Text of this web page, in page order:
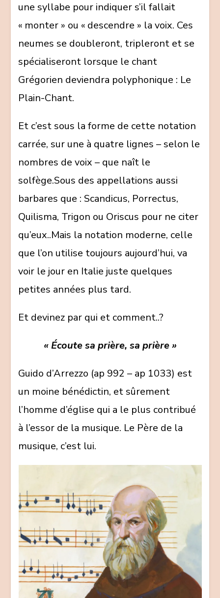
une syllabe pour indiquer s’il fallait
« monter » ou « descendre » la voix. Ces
neumes se doubleront, tripleront et se
spécialiseront lorsque le chant
Grégorien deviendra polyphonique : Le
Plain-Chant.
Et c’est sous la forme de cette notation
carrée, sur une à quatre lignes – selon le
nombres de voix – que naît le
solfège.Sous des appellations aussi
barbares que : Scandicus, Porrectus,
Quilisma, Trigon ou Oriscus pour ne citer
qu’eux..Mais la notation moderne, celle
que l’on utilise toujours aujourd’hui, va
voir le jour en Italie juste quelques
petites années plus tard.
Et devinez par qui et comment..?
« Écoute sa prière, sa prière »
Guido d’Arrezzo (ap 992 – ap 1033) est
un moine bénédictin, et sûrement
l’homme d’église qui a le plus contribué
à l’essor de la musique. Le Père de la
musique, c’est lui.